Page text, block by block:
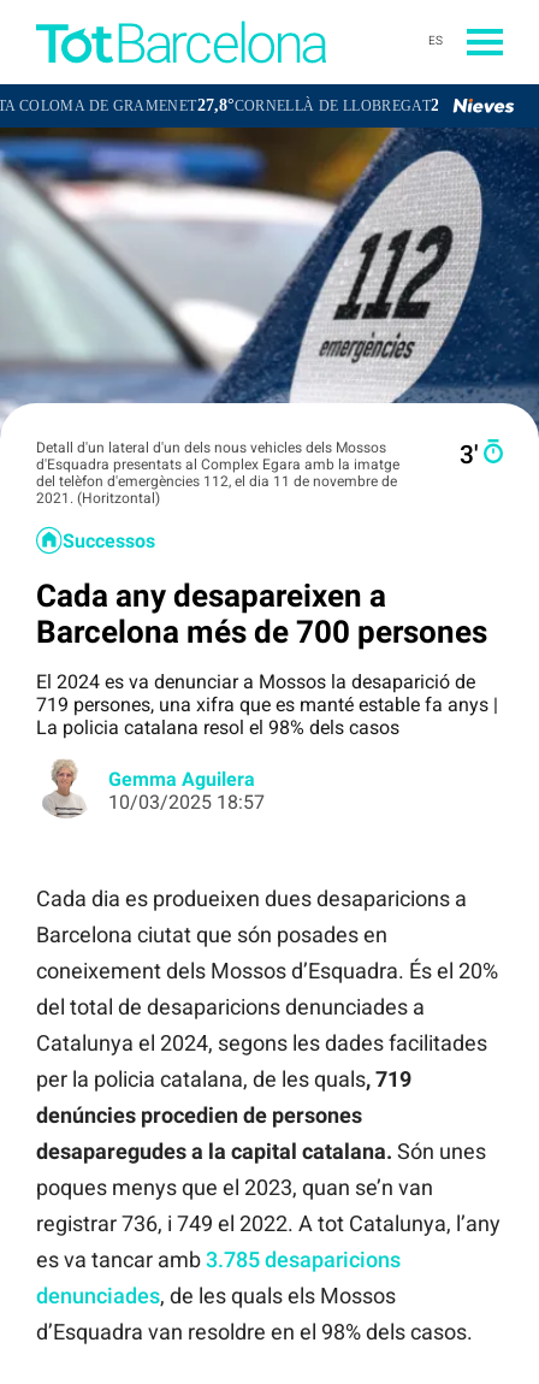
ES
DE GRAMENET27,8°CORNELLÀ DE LLOBREGAT27,9°SANT BOI DE
Detall d'un lateral d'un dels nous vehicles dels Mossos
d'Esquadra presentats al Complex Egara amb la imatge
del telèfon d'emergències 112, el dia 11 de novembre de
2021. (Horitzontal)
3′
Successos
Cada any desapareixen a
Barcelona més de 700 persones
El 2024 es va denunciar a Mossos la desaparició de
719 persones, una xifra que es manté estable fa anys |
La policia catalana resol el 98% dels casos
Gemma Aguilera
10/03/2025 18:57
Cada dia es produeixen dues desaparicions a
Barcelona ciutat que són posades en
coneixement dels Mossos d’Esquadra. És el 20%
del total de desaparicions denunciades a
Catalunya el 2024, segons les dades facilitades
per la policia catalana, de les quals, 719
denúncies procedien de persones
desaparegudes a la capital catalana. Són unes
poques menys que el 2023, quan se’n van
registrar 736, i 749 el 2022. A tot Catalunya, l’any
es va tancar amb3.785 desaparicions
denunciades, de les quals els Mossos
d’Esquadra van resoldre en el 98% dels casos.